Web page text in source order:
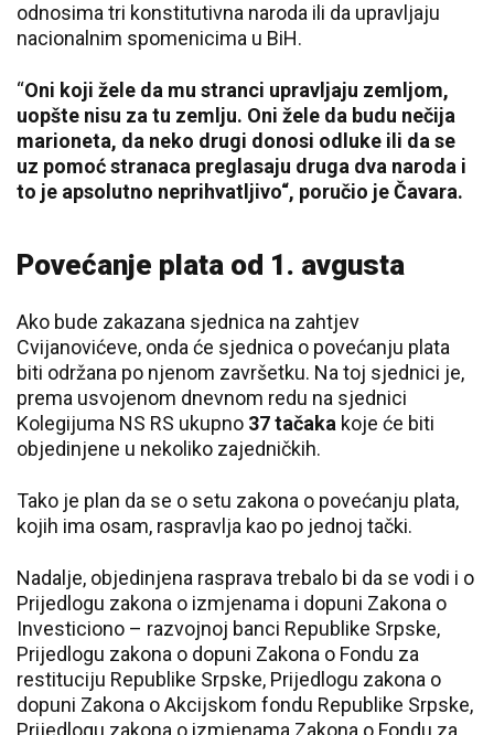
odnosima tri konstitutivna naroda ili da upravljaju
nacionalnim spomenicima u BiH.
“Oni koji žele da mu stranci upravljaju zemljom,
uopšte nisu za tu zemlju. Oni žele da budu nečija
marioneta, da neko drugi donosi odluke ili da se
uz pomoć stranaca preglasaju druga dva naroda i
to je apsolutno neprihvatljivo“, poručio je Čavara.
Povećanje plata od 1. avgusta
Ako bude zakazana sjednica na zahtjev
Cvijanovićeve, onda će sjednica o povećanju plata
biti održana po njenom završetku. Na toj sjednici je,
prema usvojenom dnevnom redu na sjednici
Kolegijuma NS RS ukupno 37 tačaka koje će biti
objedinjene u nekoliko zajedničkih.
Tako je plan da se o setu zakona o povećanju plata,
kojih ima osam, raspravlja kao po jednoj tački.
Nadalje, objedinjena rasprava trebalo bi da se vodi i o
Prijedlogu zakona o izmjenama i dopuni Zakona o
Investiciono – razvojnoj banci Republike Srpske,
Prijedlogu zakona o dopuni Zakona o Fondu za
restituciju Republike Srpske, Prijedlogu zakona o
dopuni Zakona o Akcijskom fondu Republike Srpske,
Prijedlogu zakona o izmjenama Zakona o Fondu za